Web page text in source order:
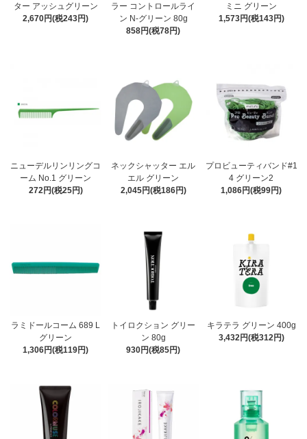
ター アッシュグリーン
2,670円(税243円)
ラー コントロールライ
ン N-グリーン 80g
858円(税78円)
ミニ グリーン
1,573円(税143円)
ニューデルリンリングコ
ーム No.1 グリーン
272円(税25円)
ネックシャッター エル
エル グリーン
2,045円(税186円)
プロビューティバンド#1
4 グリーン2
1,086円(税99円)
ラミドールコーム 689 L
グリーン
1,306円(税119円)
トイロクション グリー
ン 80g
930円(税85円)
キラテラ グリーン 400g
3,432円(税312円)